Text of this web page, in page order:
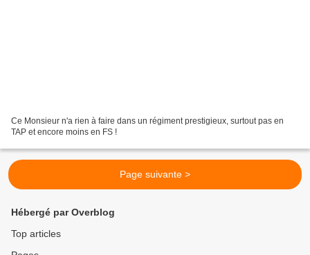
Ce Monsieur n'a rien à faire dans un régiment prestigieux, surtout pas en
TAP et encore moins en FS !
Page suivante >
Hébergé par Overblog
Top articles